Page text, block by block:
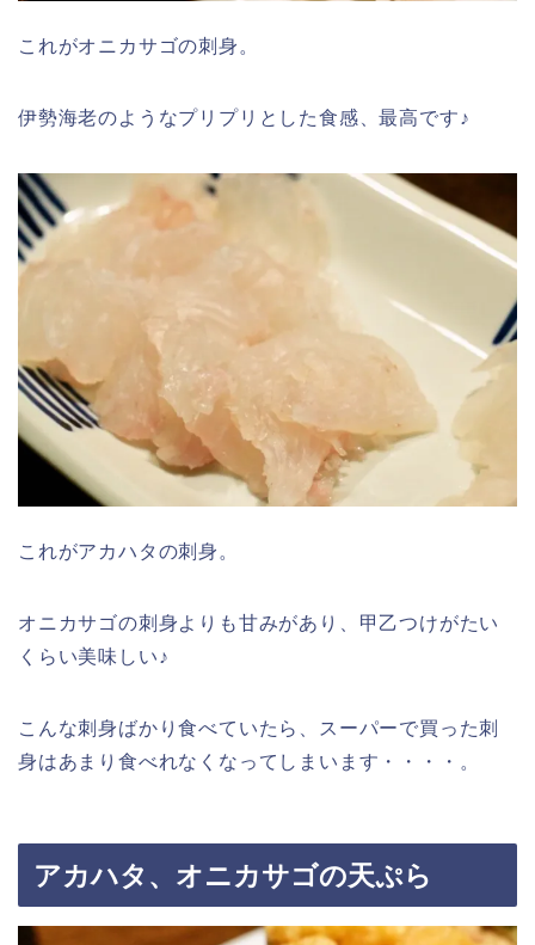
これがオニカサゴの刺身。
伊勢海老のようなプリプリとした食感、最高です♪
これがアカハタの刺身。
オニカサゴの刺身よりも甘みがあり、甲乙つけがたい
くらい美味しい♪
こんな刺身ばかり食べていたら、スーパーで買った刺
身はあまり食べれなくなってしまいます・・・・。
アカハタ、オニカサゴの天ぷら